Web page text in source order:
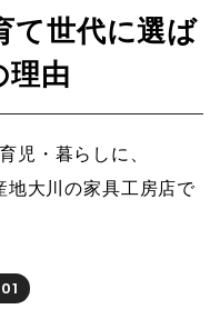
て世代に選ば
理由
児・暮らしに、
地大川の家具工房店で
01